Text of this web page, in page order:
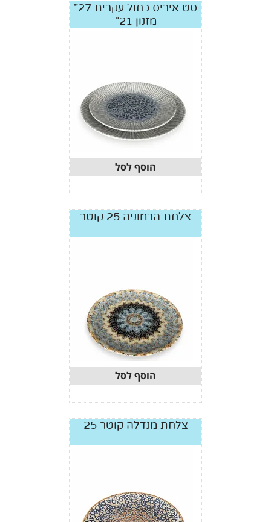
סט איריס כחול עקרית 27"
מזנון 21"
הוסף לסל
צלחת הרמוניה 25 קוטר
הוסף לסל
צלחת מנדלה קוטר 25